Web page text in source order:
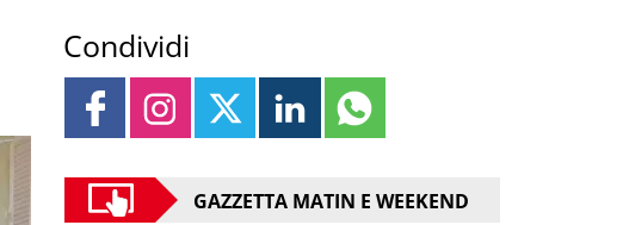
Condividi
GAZZETTA MATIN E WEEKEND